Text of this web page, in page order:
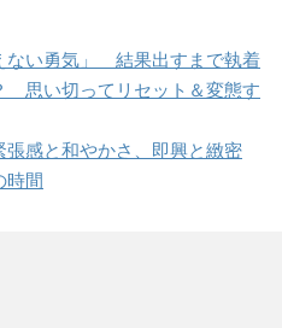
ない勇気」 結果出すまで執着
思い切ってリセット＆変態す
張感と和やかさ、即興と緻密
時間